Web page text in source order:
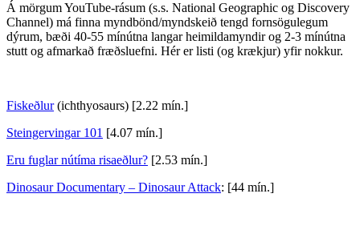
Á mörgum YouTube-rásum (s.s. National Geographic og Discovery
Channel) má finna myndbönd/myndskeið tengd fornsögulegum
dýrum, bæði 40-55 mínútna langar heimildamyndir og 2-3 mínútna
stutt og afmarkað fræðsluefni. Hér er listi (og krækjur) yfir nokkur.
Fiskeðlur(ichthyosaurs) [2.22 mín.]
Steingervingar 101 [4.07 mín.]
Eru fuglar nútíma risaeðlur? [2.53 mín.]
Dinosaur Documentary – Dinosaur Attack: [44 mín.]